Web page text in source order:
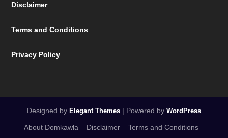
Disclaimer
Terms and Conditions
Privacy Policy
Designed by Elegant Themes | Powered by WordPress
About Domkawla Disclaimer Terms and Conditions